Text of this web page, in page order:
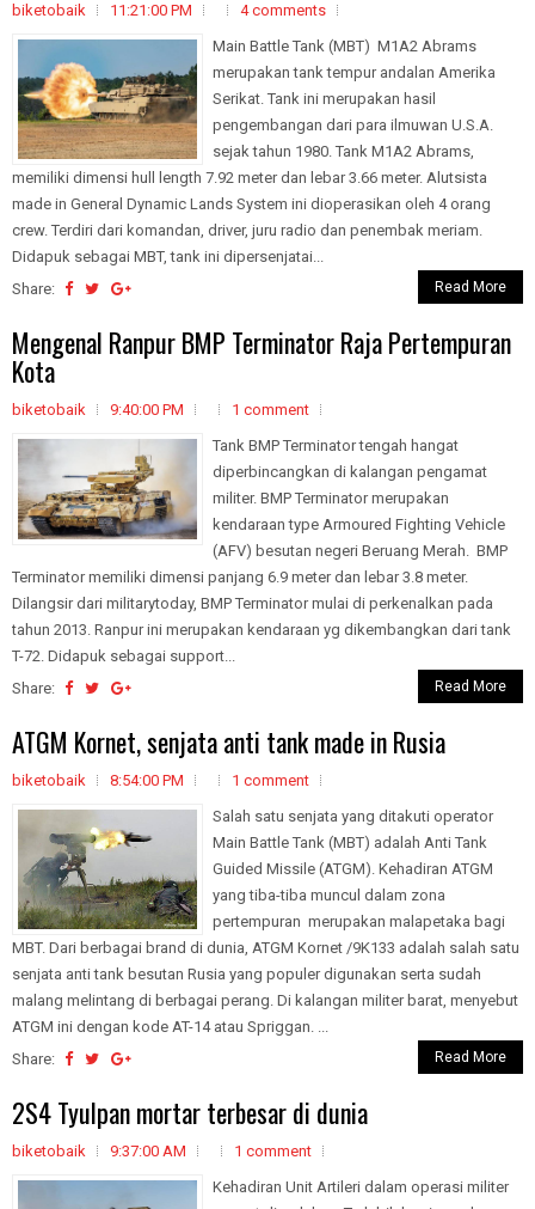
biketobaik 11:21:00 PM
4 comments
Main Battle Tank (MBT) M1A2 Abrams
merupakan tank tempur andalan Amerika
Serikat. Tank ini merupakan hasil
pengembangan dari para ilmuwan U.S.A.
sejak tahun 1980. Tank M1A2 Abrams,
memiliki dimensi hull length 7.92 meter dan lebar 3.66 meter. Alutsista
made in General Dynamic Lands System ini dioperasikan oleh 4 orang
crew. Terdiri dari komandan, driver, juru radio dan penembak meriam.
Didapuk sebagai MBT, tank ini dipersenjatai...
Share:
Read More
Mengenal Ranpur BMP Terminator Raja Pertempuran
Kota
biketobaik 9:40:00 PM
1 comment
Tank BMP Terminator tengah hangat
diperbincangkan di kalangan pengamat
militer. BMP Terminator merupakan
kendaraan type Armoured Fighting Vehicle
(AFV) besutan negeri Beruang Merah. BMP
Terminator memiliki dimensi panjang 6.9 meter dan lebar 3.8 meter.
Dilangsir dari militarytoday, BMP Terminator mulai di perkenalkan pada
tahun 2013. Ranpur ini merupakan kendaraan yg dikembangkan dari tank
T-72. Didapuk sebagai support...
Share:
Read More
ATGM Kornet, senjata anti tank made in Rusia
biketobaik 8:54:00 PM
1 comment
Salah satu senjata yang ditakuti operator
Main Battle Tank (MBT) adalah Anti Tank
Guided Missile (ATGM). Kehadiran ATGM
yang tiba-tiba muncul dalam zona
pertempuran merupakan malapetaka bagi
MBT. Dari berbagai brand di dunia, ATGM Kornet /9K133 adalah salah satu
senjata anti tank besutan Rusia yang populer digunakan serta sudah
malang melintang di berbagai perang. Di kalangan militer barat, menyebut
ATGM ini dengan kode AT-14 atau Spriggan. ...
Share:
Read More
2S4 Tyulpan mortar terbesar di dunia
biketobaik 9:37:00 AM
1 comment
Kehadiran Unit Artileri dalam operasi militer